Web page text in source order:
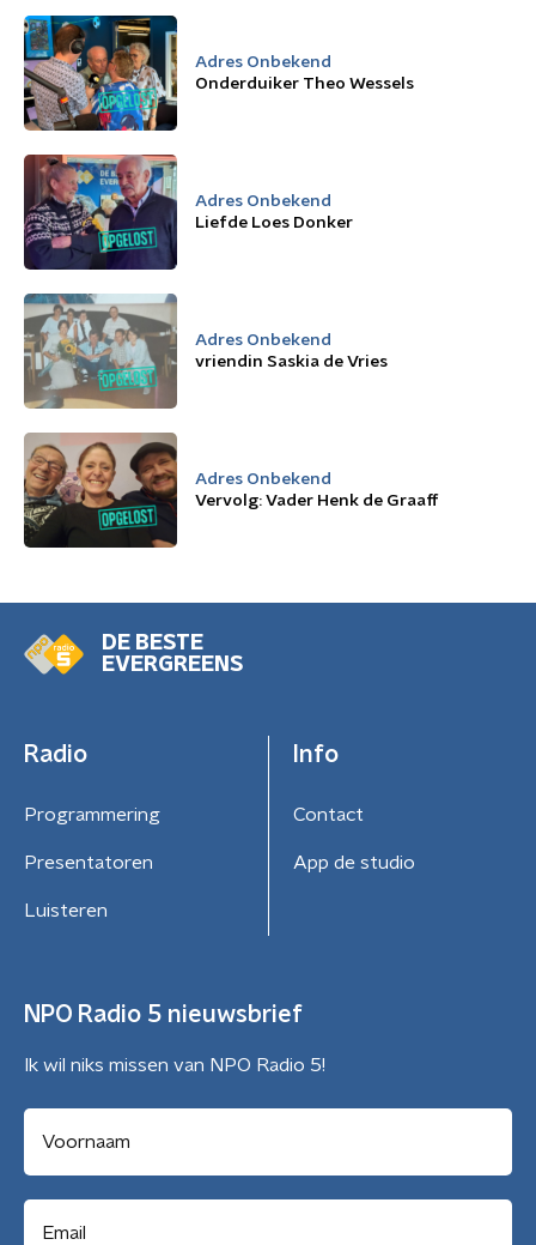
Adres Onbekend
Onderduiker Theo Wessels
Adres Onbekend
Liefde Loes Donker
Adres Onbekend
vriendin Saskia de Vries
Adres Onbekend
Vervolg: Vader Henk de Graaff
DE BESTE
EVERGREENS
Radio
Programmering
Presentatoren
Luisteren
Info
Contact
App de studio
NPO Radio 5 nieuwsbrief
Ik wil niks missen van NPO Radio 5!